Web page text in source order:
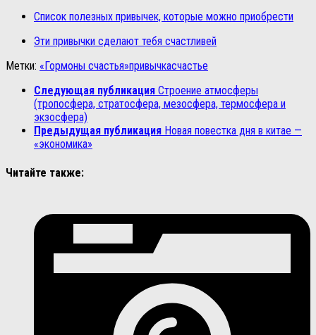
Список полезных привычек, которые можно приобрести
Эти привычки сделают тебя счастливей
Метки: «Гормоны счастья»привычкасчастье
Следующая публикация Строение атмосферы
(тропосфера, стратосфера, мезосфера, термосфера и
экзосфера)
Предыдущая публикация Новая повестка дня в китае —
«экономика»
Читайте также: